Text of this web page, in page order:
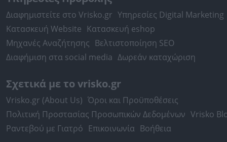
Διαφημιστείτε στο Vrisko.gr Υπηρεσίες Digital Marketing
Κατασκευή Website Κατασκευή eshop
Μηχανές Αναζήτησης Βελτιστοποίηση SEO
Διαφήμιση στα social media Δωρεάν καταχώριση
Σχετικά με το vrisko.gr
Vrisko.gr (About Us) Όροι και Προϋποθέσεις
Πολιτική Προστασίας Προσωπικών Δεδομένων Vrisko
Ραντεβού με Γιατρό Επικοινωνία Βοήθεια